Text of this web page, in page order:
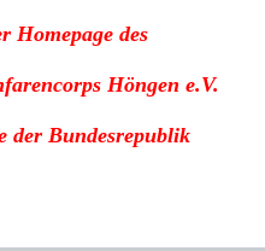
Homepage des
Höngen e.V.
der Bundesrepublik